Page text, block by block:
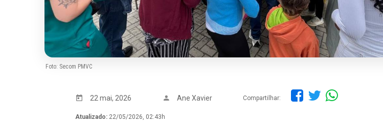
Foto: Secom PMVC
22 mai, 2026 Ane Xavier Compartilhar:
Atualizado: 22/05/2026, 02:43h